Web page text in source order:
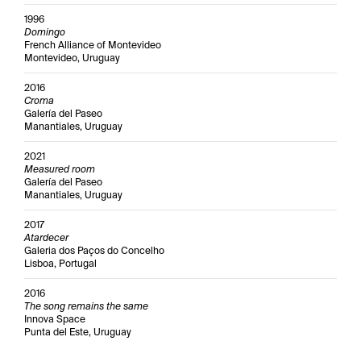
1996
Domingo
French Alliance of Montevideo
Montevideo, Uruguay
2016
Croma
Galería del Paseo
Manantiales, Uruguay
2021
Measured room
Galería del Paseo
Manantiales, Uruguay
2017
Atardecer
Galeria dos Paços do Concelho
Lisboa, Portugal
2016
The song remains the same
Innova Space
Punta del Este, Uruguay